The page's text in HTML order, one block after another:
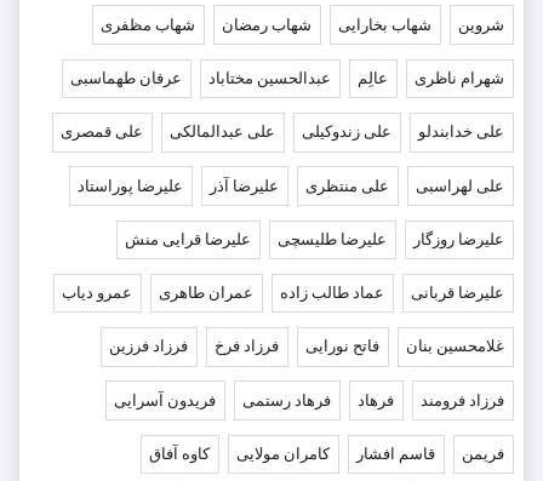
شروین شهاب بخارایی شهاب رمضان شهاب مظفری
شهرام ناظری عالِم عبدالحسین مختاباد عرفان طهماسبی
علی خدابندلو علی زندوکیلی علی عبدالمالکی علی قمصری
علی لهراسبی علی منتظری علیرضا آذر علیرضا پوراستاد
علیرضا روزگار علیرضا طلیسچی علیرضا قرایی منش
علیرضا قربانی عماد طالب زاده عمران طاهری عمرو دیاب
غلامحسین بنان فاتح نورایی فرزاد فرخ فرزاد فرزین
فرزاد فرومند فرهاد فرهاد رستمی فریدون آسرایی
فریمن قاسم افشار کامران مولایی کاوه آفاق